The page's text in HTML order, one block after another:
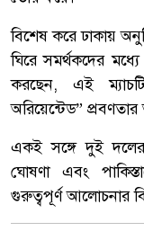
বিশেষ করে ঢাকায়
ঘিরে সমর্থকদের
করছেন, এই
অরিয়েন্টেড”
একই সঙ্গে দুই দলের
ঘোষণা এবং
গুরুত্বপূর্ণ আলোচনার